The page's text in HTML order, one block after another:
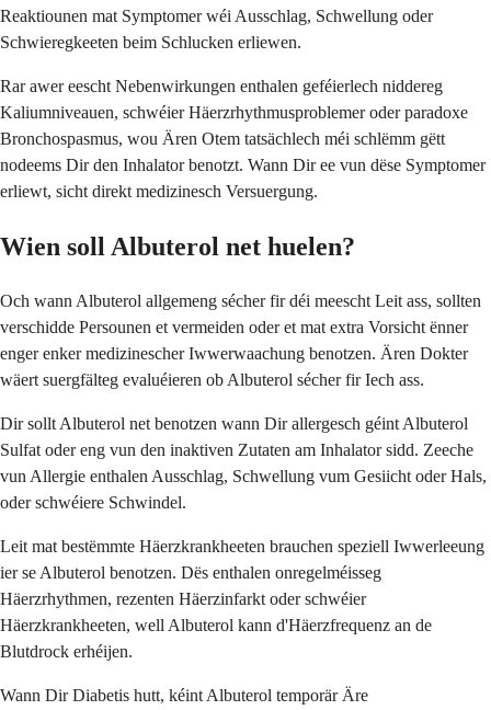
Reaktiounen mat Symptomer wéi Ausschlag, Schwellung oder
Schwieregkeeten beim Schlucken erliewen.
Rar awer eescht Nebenwirkungen enthalen geféierlech niddereg
Kaliumniveauen, schwéier Häerzrhythmusproblemer oder paradoxe
Bronchospasmus, wou Ären Otem tatsächlech méi schlëmm gëtt
nodeems Dir den Inhalator benotzt. Wann Dir ee vun dëse Symptomer
erliewt, sicht direkt medizinesch Versuergung.
Wien soll Albuterol net huelen?
Och wann Albuterol allgemeng sécher fir déi meescht Leit ass, sollten
verschidde Persounen et vermeiden oder et mat extra Vorsicht ënner
enger enker medizinescher Iwwerwaachung benotzen. Ären Dokter
wäert suergfälteg evaluéieren ob Albuterol sécher fir Iech ass.
Dir sollt Albuterol net benotzen wann Dir allergesch géint Albuterol
Sulfat oder eng vun den inaktiven Zutaten am Inhalator sidd. Zeeche
vun Allergie enthalen Ausschlag, Schwellung vum Gesiicht oder Hals,
oder schwéiere Schwindel.
Leit mat bestëmmte Häerzkrankheeten brauchen speziell Iwwerleeung
ier se Albuterol benotzen. Dës enthalen onregelméisseg
Häerzrhythmen, rezenten Häerzinfarkt oder schwéier
Häerzkrankheeten, well Albuterol kann d'Häerzfrequenz an de
Blutdrock erhéijen.
Wann Dir Diabetis hutt, kéint Albuterol temporär Äre